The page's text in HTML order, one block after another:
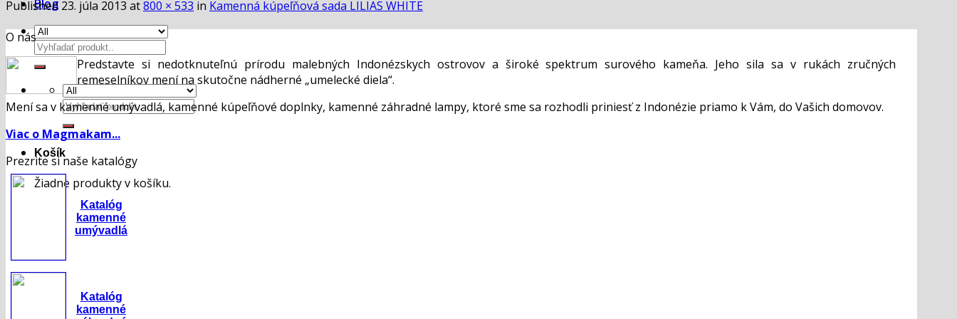
Blog
Hľadať:
Hľadať:
Košík
Žiadne produkty v košíku.
Published 23. júla 2013 at800 × 533 in Kamenná kúpeľňová sada LILIAS WHITE
O nás
Predstavte si nedotknuteľnú prírodu malebných Indonézskych ostrovov a široké spektrum surového kameňa. Jeho sila sa v rukách zručných
remeselníkov mení na skutočne nádherné „umelecké diela“.
Mení sa v kamenné umývadlá, kamenné kúpeľňové doplnky, kamenné záhradné lampy, ktoré sme sa rozhodli priniesť z Indonézie priamo k Vám, do Vašich domovov.
Viac o Magmakam...
Prezrite si naše katalógy
Katalóg
kamenné
umývadlá
Katalóg
kamenné